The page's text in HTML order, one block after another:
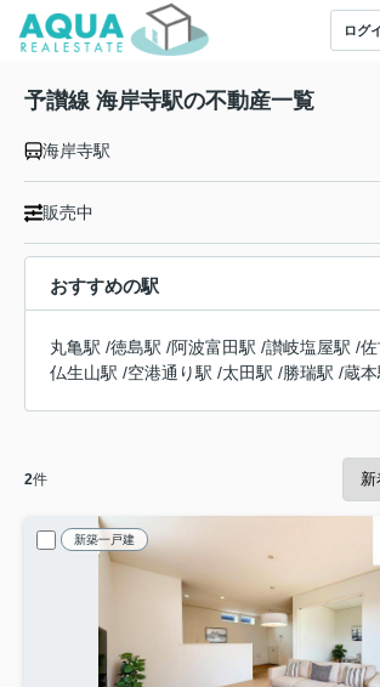
ログ
予讃線 海岸寺駅の不動産一覧
海岸寺駅
販売中
おすすめの駅
丸亀駅 /徳島駅 /阿波富田駅 /讃岐塩屋駅 /
仏生山駅 /空港通り駅 /太田駅 /勝瑞駅 /蔵本
2件
新築一戸建